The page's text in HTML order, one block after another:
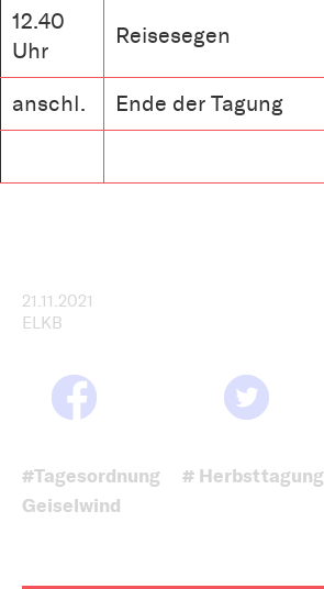
12.40
Uhr
Reisesegen
anschl. Ende der Tagung
21.11.2021
ELKB
#Tagesordnung # Herbsttagung
Geiselwind